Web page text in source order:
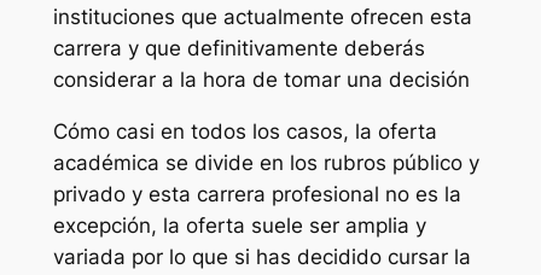
instituciones que actualmente ofrecen esta
carrera y que definitivamente deberás
considerar a la hora de tomar una decisión
Cómo casi en todos los casos, la oferta
académica se divide en los rubros público y
privado y esta carrera profesional no es la
excepción, la oferta suele ser amplia y
variada por lo que si has decidido cursar la